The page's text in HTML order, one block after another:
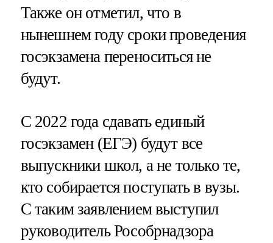
Также он отметил, что в
нынешнем году сроки проведения
госэкзамена переноситься не
будут.
С 2022 года сдавать единый
госэкзамен (ЕГЭ) будут все
выпускники школ, а не только те,
кто собирается поступать в вузы.
С таким заявлением выступил
руководитель Рособрнадзора